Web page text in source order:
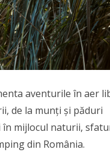
aventurile în aer
de la munți și păduri
în mijlocul naturii,
din România.